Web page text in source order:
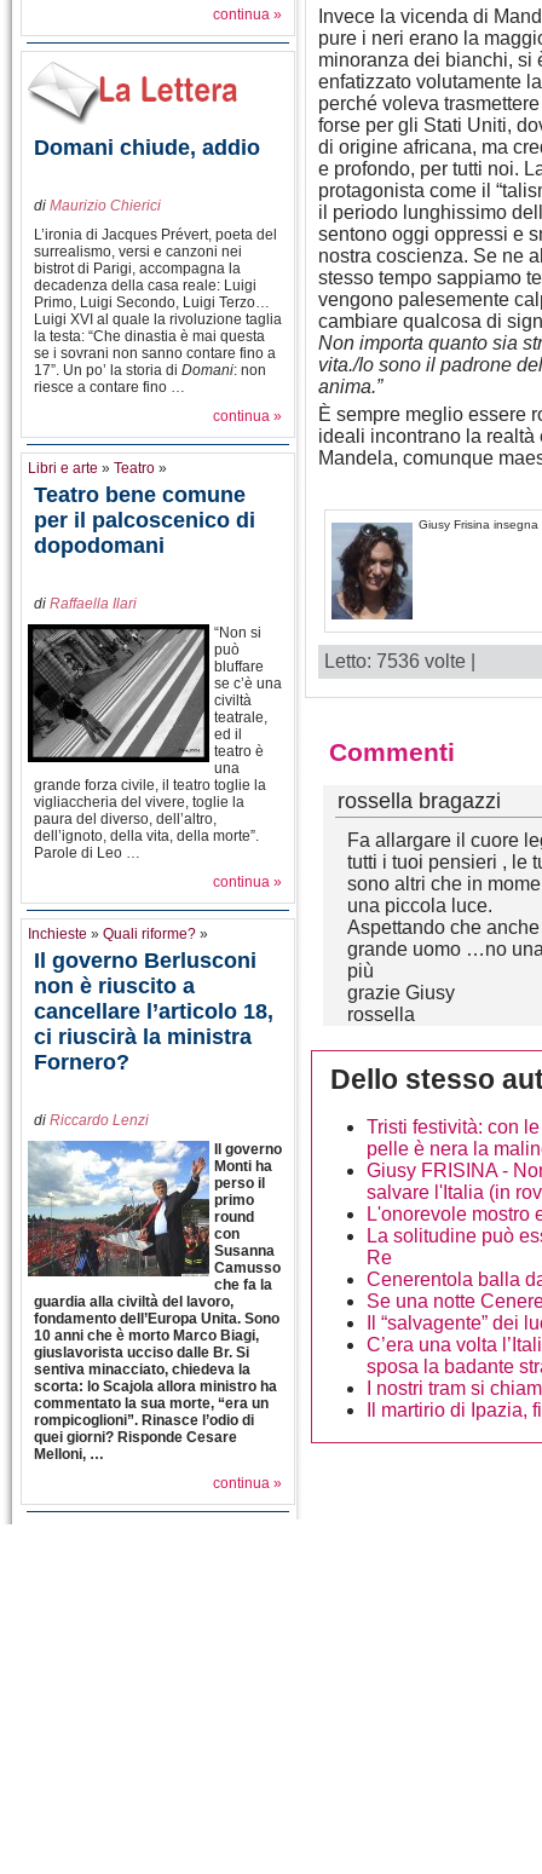
continua »
Domani chiude, addio
di Maurizio Chierici
L’ironia di Jacques Prévert, poeta del
surrealismo, versi e canzoni nei
bistrot di Parigi, accompagna la
decadenza della casa reale: Luigi
Primo, Luigi Secondo, Luigi Terzo…
Luigi XVI al quale la rivoluzione taglia
la testa: “Che dinastia è mai questa
se i sovrani non sanno contare fino a
17”. Un po’ la storia di Domani: non
riesce a contare fino …
continua »
Libri e arte » Teatro »
Teatro bene comune
per il palcoscenico di
dopodomani
di Raffaella Ilari
“Non si
può
bluffare
se c’è una
civiltà
teatrale,
ed il
teatro è
una
grande forza civile, il teatro toglie la
vigliaccheria del vivere, toglie la
paura del diverso, dell’altro,
dell’ignoto, della vita, della morte”.
Parole di Leo …
continua »
Inchieste » Quali riforme? »
Il governo Berlusconi
non è riuscito a
cancellare l’articolo 18,
ci riuscirà la ministra
Fornero?
di Riccardo Lenzi
Il governo
Monti ha
perso il
primo
round
con
Susanna
Camusso
che fa la
guardia alla civiltà del lavoro,
fondamento dell’Europa Unita. Sono
10 anni che è morto Marco Biagi,
giuslavorista ucciso dalle Br. Si
sentiva minacciato, chiedeva la
scorta: lo Scajola allora ministro ha
commentato la sua morte, “era un
rompicoglioni”. Rinasce l’odio di
quei giorni? Risponde Cesare
Melloni, …
continua »
Invece la vicenda di
pure i neri erano la
minoranza dei bianchi, si
enfatizzato volutamente
perché voleva
forse per gli Stati Uniti,
di origine africana, ma
e profondo, per tutti noi.
protagonista come il
il periodo lunghissimo
sentono oggi oppressi e
nostra coscienza. Se ne
stesso tempo sappiamo
vengono palesemente
cambiare qualcosa di
Non importa quanto sia
vita./Io sono il padrone
anima.”
È sempre meglio essere
ideali incontrano la
Mandela, comunque
Giusy Frisina
Letto: 7536 volte |
Commenti
rossella bragazzi
Fa allargare il cuore
tutti i tuoi pensieri , le
sono altri che in
una piccola luce.
Aspettando che
grande uomo …no
più
grazie Giusy
rossella
Dello stesso
Tristi festività: con
pelle è nera la
Giusy FRISINA -
salvare l'Italia (in
L'onorevole mostro
La solitudine può
Re
Cenerentola balla
Se una notte
Il “salvagente” dei
C’era una volta
sposa la badante
I nostri tram si
Il martirio di Ipazia,